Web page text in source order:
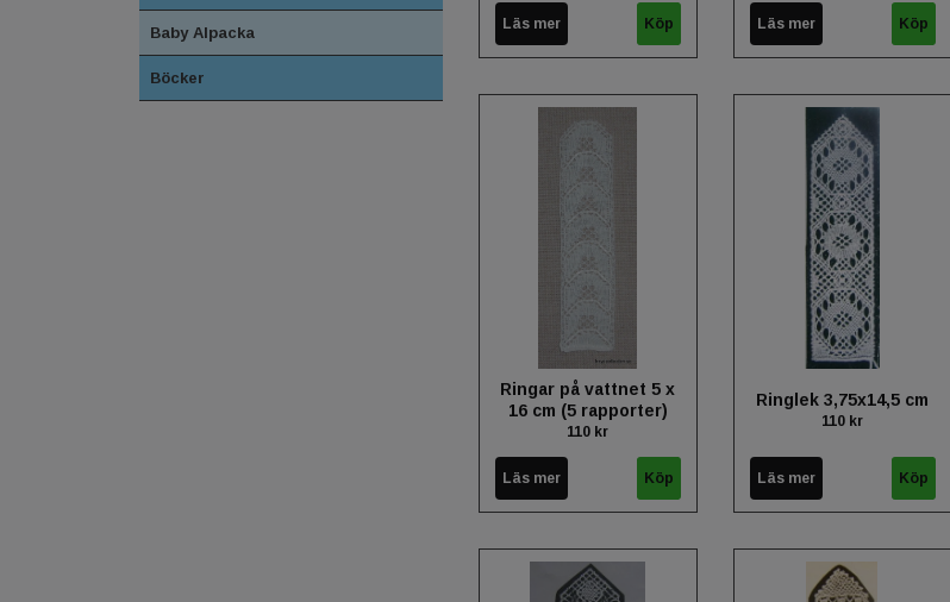
Baby Alpacka
Böcker
Läs mer Läs mer
Ringar på vattnet 5 x
16 cm (5 rapporter)
110 kr
Läs mer
Ringlek 3,75x14,5 cm
110 kr
Läs mer